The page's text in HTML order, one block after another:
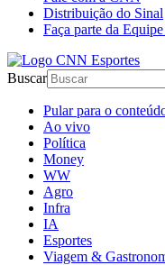
Distribuição do Sinal
Faça parte da
Buscar
Pular para o
Ao vivo
Política
Money
WW
Agro
Infra
IA
Esportes
Viagem &